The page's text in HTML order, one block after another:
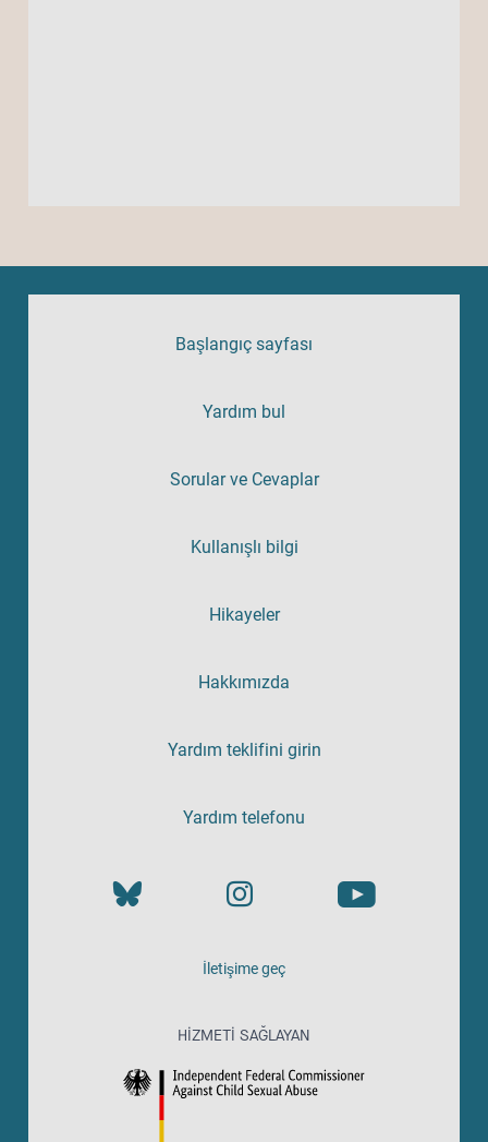
Başlangıç sayfası
Yardım bul
Sorular ve Cevaplar
Kullanışlı bilgi
Hikayeler
Hakkımızda
Yardım teklifini girin
Yardım telefonu
İletişime geç
HIZMETI SAĞLAYAN